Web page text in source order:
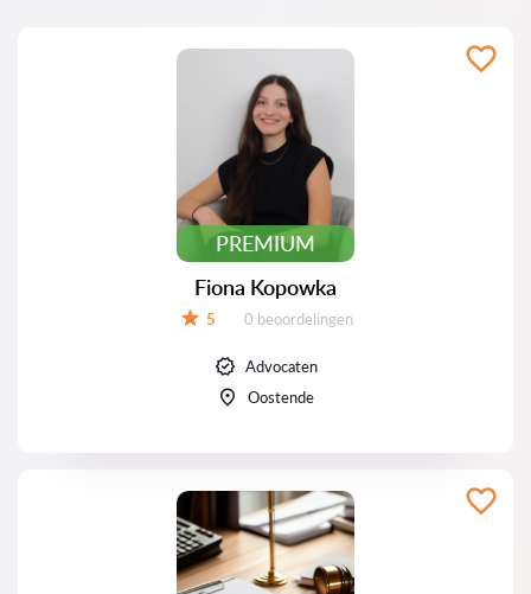
PREMIUM
Fiona Kopowka
5 Beoordelingen:
0 beoordelingen
Advocaten
Oostende